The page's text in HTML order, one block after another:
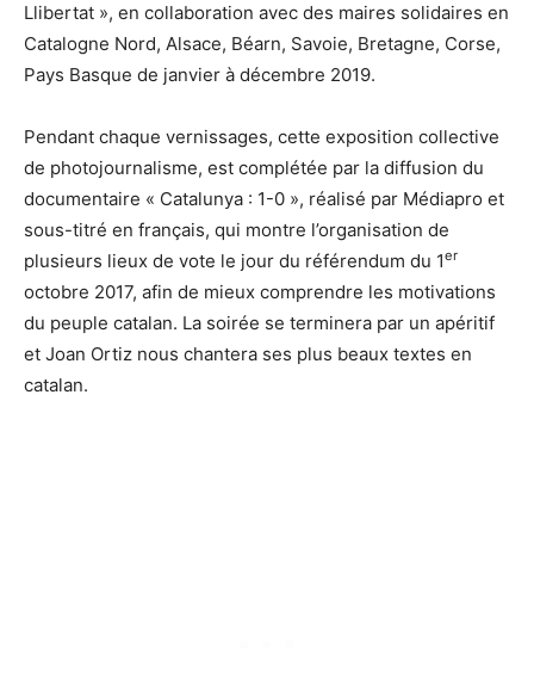
Llibertat », en collaboration avec des maires solidaires en
Catalogne Nord, Alsace, Béarn, Savoie, Bretagne, Corse,
Pays Basque de janvier à décembre 2019.
Pendant chaque vernissages, cette exposition collective
de photojournalisme, est complétée par la diffusion du
documentaire « Catalunya : 1-0 », réalisé par Médiapro et
sous-titré en français, qui montre l’organisation de
plusieurs lieux de vote le jour du référendum du 1er
octobre 2017, afin de mieux comprendre les motivations
du peuple catalan. La soirée se terminera par un apéritif
et Joan Ortiz nous chantera ses plus beaux textes en
catalan.